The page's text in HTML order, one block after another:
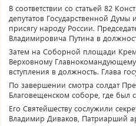
В соответствии со статьей 82
депутатов Государственной
присягу народу России.
Владимировича Путина в
Затем на Соборной площади
Верховному
вступления в должность. Глава
По завершении смотра солдат
Благовещенском соборе, где был
Его Святейшеству сослужили
Владимир Диваков, Патриарший